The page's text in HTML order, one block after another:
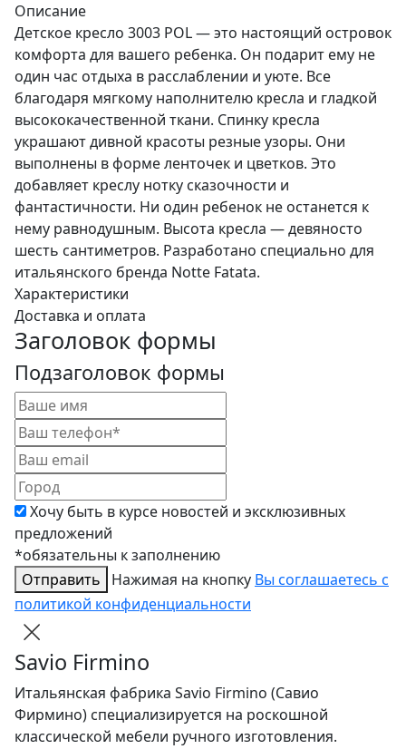
Описание
Детское кресло 3003 POL — это настоящий островок
комфорта для вашего ребенка. Он подарит ему не
один час отдыха в расслаблении и уюте. Все
благодаря мягкому наполнителю кресла и гладкой
высококачественной ткани. Спинку кресла
украшают дивной красоты резные узоры. Они
выполнены в форме ленточек и цветков. Это
добавляет креслу нотку сказочности и
фантастичности. Ни один ребенок не останется к
нему равнодушным. Высота кресла — девяносто
шесть сантиметров. Разработано специально для
итальянского бренда Notte Fatata.
Характеристики
Доставка и оплата
Заголовок формы
Подзаголовок формы
Хочу быть в курсе новостей и эксклюзивных
предложений
*обязательны к заполнению
Отправить
Нажимая на кнопку Вы соглашаетесь с
политикой конфиденциальности
Savio Firmino
Итальянская фабрика Savio Firmino (Савио
Фирмино) специализируется на роскошной
классической мебели ручного изготовления.